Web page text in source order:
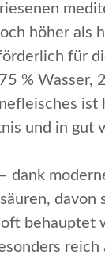
höher als
für
%
und in
dank
behauptet